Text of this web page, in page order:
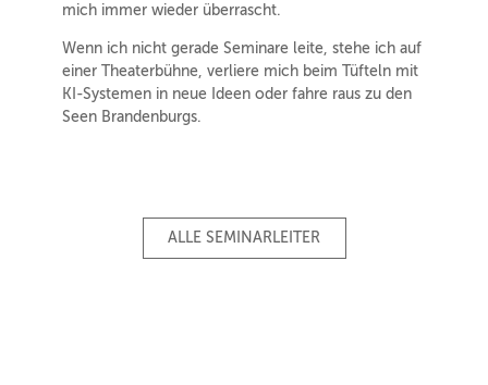
mich immer wieder überrascht.
Wenn ich nicht gerade Seminare leite, stehe ich auf
einer Theaterbühne, verliere mich beim Tüfteln mit
KI-Systemen in neue Ideen oder fahre raus zu den
Seen Brandenburgs.
ALLE SEMINARLEITER